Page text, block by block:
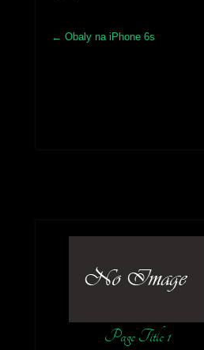
Post
← Obaly na iPhone 6s
Page Title 1